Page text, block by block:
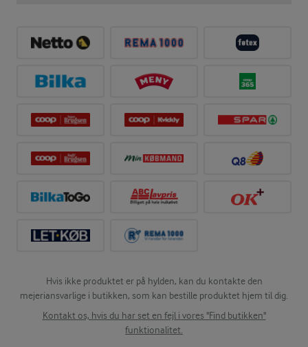
Hvis ikke produktet er på hylden, kan du kontakte den
mejeriansvarlige i butikken, som kan bestille produktet hjem til dig.
Kontakt os, hvis du har set en fejl i vores "Find butikken"
funktionalitet.